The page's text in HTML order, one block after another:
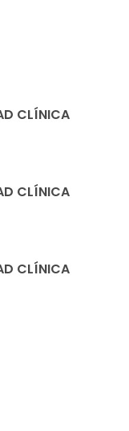
CLÍNICA
CLÍNICA
CLÍNICA